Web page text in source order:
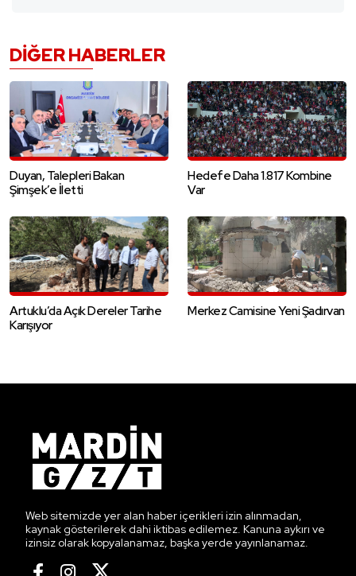
DIĞER HABERLER
Duyan, Talepleri Bakan
Şimşek’e İletti
Hedefe Daha 1.817 Kombine
Var
Artuklu’da Açık Dereler Tarihe
Karışıyor
Merkez Camisine Yeni Şadırvan
Web sitemizde yer alan haber içerikleri izin alınmadan,
kaynak gösterilerek dahi iktibas edilemez. Kanuna aykırı ve
izinsiz olarak kopyalanamaz, başka yerde yayınlanamaz.